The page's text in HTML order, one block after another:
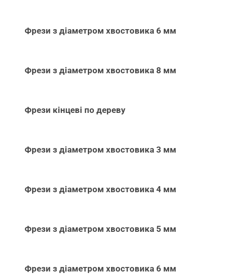
Фрези з діаметром хвостовика 6 мм
Фрези з діаметром хвостовика 8 мм
Фрези кінцеві по дереву
Фрези з діаметром хвостовика 3 мм
Фрези з діаметром хвостовика 4 мм
Фрези з діаметром хвостовика 5 мм
Фрези з діаметром хвостовика 6 мм